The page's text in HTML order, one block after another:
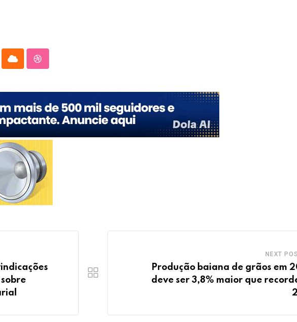
Cloud StumbleUpon
NEXT
Produção baiana de grãos em
deve ser 3,8% maior que